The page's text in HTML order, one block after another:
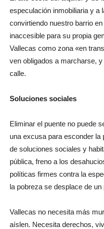
especulación inmobiliaria y a
convirtiendo nuestro barrio
inaccesible para su propia
Vallecas como zona «en
ven obligados a marcharse,
calle.
Soluciones sociales
Eliminar el puente no puede
una excusa para esconder
de soluciones sociales y
pública, freno a los
políticas firmes contra la
la pobreza se desplace de
Vallecas no necesita más
aíslen. Necesita derechos,